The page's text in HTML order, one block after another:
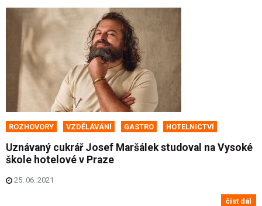
ROZHOVORY VZDĚLÁVÁNÍ GASTRO HOTELNICTVÍ
Uznávaný cukrář Josef Maršálek studoval na Vysoké
škole hotelové v Praze
25. 06. 2021
číst dál